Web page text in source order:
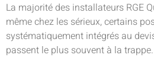
La majorité des installateurs RGE
même chez les sérieux, certains
systématiquement intégrés au
passent le plus souvent à la trappe.